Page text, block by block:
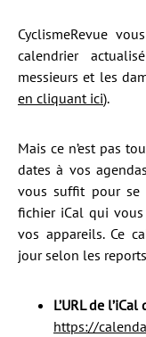
CyclismeRevue
calendrier
messieurs et les
en cliquant ici).
Mais ce n’est pas
dates à vos
vous suffit pour se
fichier iCal qui vous
vos appareils. Ce
jour selon les
L’URL de
https://